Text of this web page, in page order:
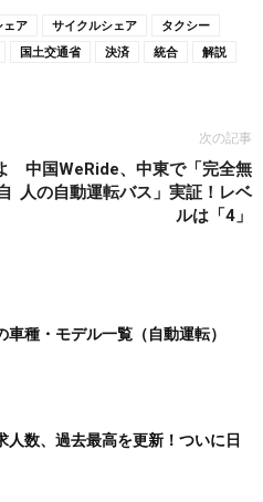
ェア サイクルシェア
タクシー
国土交通省 決済 統合
解説
次の記事
中国WeRide、中東で「完全無
人の自動運転バス」実証！レベ
ルは「4」
車種・モデル一覧（自動運転）
人数、過去最高を更新！ついに日